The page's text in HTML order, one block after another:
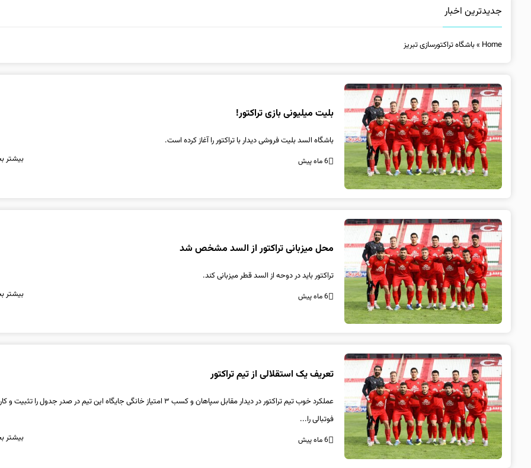
جدیدترین اخبار
Home
»باشگاه تراکتورسازی تبریز
بلیت میلیونی بازی تراکتور!
باشگاه السد بلیت فروشی دیدار با تراکتور را آغاز کرده است.
6 ماه پیش بیشتر
محل میزبانی تراکتور از السد مشخص شد
تراکتور باید در دوحه از السد قطر میزبانی کند.
6 ماه پیش بیشتر
تعریف یک استقلالی از تیم تراکتور
عملکرد خوب تیم تراکتور در دیدار مقابل سپاهان و کسب ۳ امتیاز خانگی جایگاه این تیم در صدر جدول را
فوتبالی را...
6 ماه پیش بیشتر